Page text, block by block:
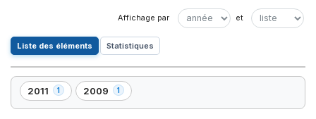
Liste des éléments Statistiques
2011 1
,
1
2009 1
,
1